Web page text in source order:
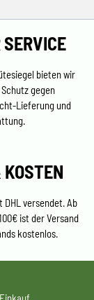
bieten wir
gegen
Lieferung und
DHL versendet. Ab
ist der Versand
kostenlos.